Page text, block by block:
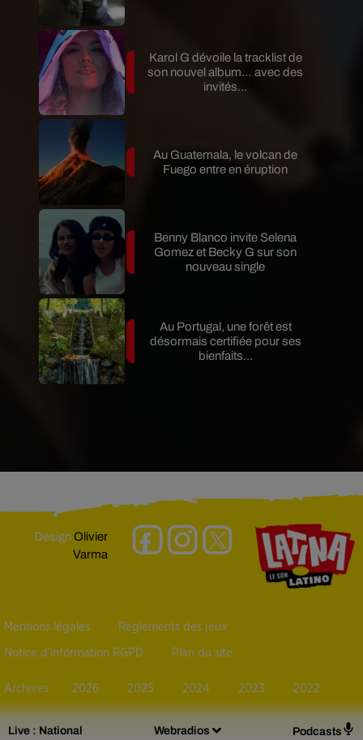
Live : National Webradios Podcasts
Karol G dévoile la tracklist de
son nouvel album… avec des
invités...
Au Guatemala, le volcan de
Fuego entre en éruption
Benny Blanco invite Selena
Gomez et Becky G sur son
nouveau single
Au Portugal, une forêt est
désormais certifiée pour ses
bienfaits...
DesignOlivier
Varma
Mentions légales Règlements des jeux
Notice d’information RGPD Plan du site
Archives 2026 2025 2024 2023 2022